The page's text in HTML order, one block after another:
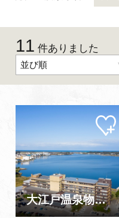
加賀 旅先納税
FAQ
お知らせ
パンフレットダウ
写真ダウンロード
よくあるご質問・
プライバシーポリシ
11 件ありました
並び順
大江戸温泉物語 片山津温泉 ながやま
マイ
ペー
ジに
追加